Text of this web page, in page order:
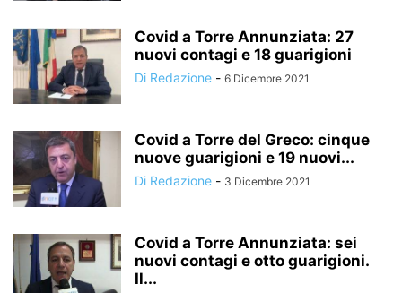
Covid a Torre Annunziata: 27
nuovi contagi e 18 guarigioni
Di Redazione - 6 Dicembre 2021
Covid a Torre del Greco: cinque
nuove guarigioni e 19 nuovi...
Di Redazione - 3 Dicembre 2021
Covid a Torre Annunziata: sei
nuovi contagi e otto guarigioni.
Il...